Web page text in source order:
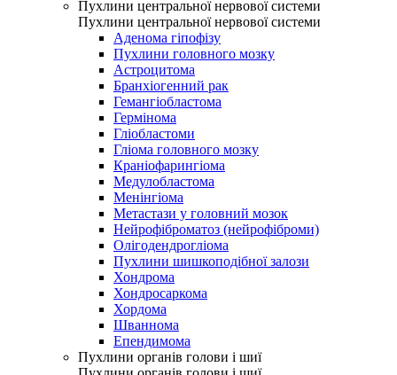
Пухлини центральної нервової системи
Пухлини центральної нервової системи
Аденома гіпофізу
Пухлини головного мозку
Астроцитома
Бранхіогенний рак
Гемангіобластома
Гермінома
Гліобластоми
Гліома головного мозку
Краніофарингіома
Медулобластома
Менінгіома
Метастази у головний мозок
Нейрофіброматоз (нейрофіброми)
Олігодендрогліома
Пухлини шишкоподібної залози
Хондрома
Хондросаркома
Хордома
Шваннома
Епендимома
Пухлини органів голови і шиї